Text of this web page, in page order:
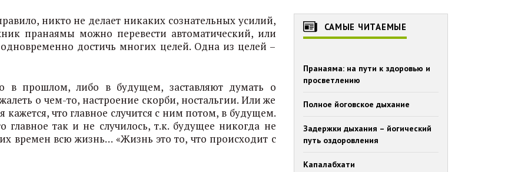
никто не делает никаких сознательных усилий,
пранаямы можно перевести автоматический, или
достичь многих целей. Одна из целей –
в прошлом, либо в будущем, заставляют думать о
о чем-то, настроение скорби, ностальгии. Или же
кажется, что главное случится с ним потом, в будущем.
так и не случилось, т.к. будущее никогда не
времен всю жизнь… «Жизнь это то, что происходит с
САМЫЕ ЧИТАЕМЫЕ
Пранаяма: на пути к здоровью и
просветлению
Полное йоговское дыхание
Задержки дыхания – йогический
путь оздоровления
Капалабхати